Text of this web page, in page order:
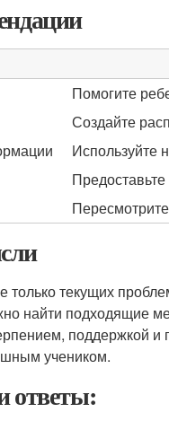
Помогите
Создайте
Используйте
только текущих
найти подходящие
поддержкой
учеником.
ответы: